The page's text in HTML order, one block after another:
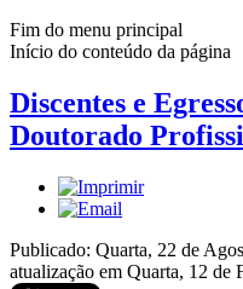
Fim do menu principal
Início do conteúdo da página
Discentes e
Doutorado
Publicado: Quarta, 22 de
atualização em Quarta, 12 de